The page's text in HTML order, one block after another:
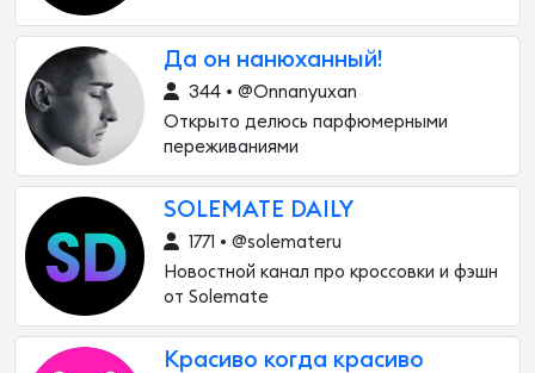
Да он нанюханный!
344 • @Onnanyuxan
Открыто делюсь парфюмерными
переживаниями
SOLEMATE DAILY
1771 • @solemateru
Новостной канал про кроссовки и фэшн
от Solemate
Красиво когда красиво